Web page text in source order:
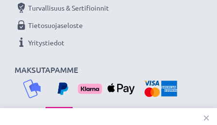
MAKSUTAPAMME
Turvallisuus & Sertifioinnit
Tietosuojaseloste
Yritystiedot
×